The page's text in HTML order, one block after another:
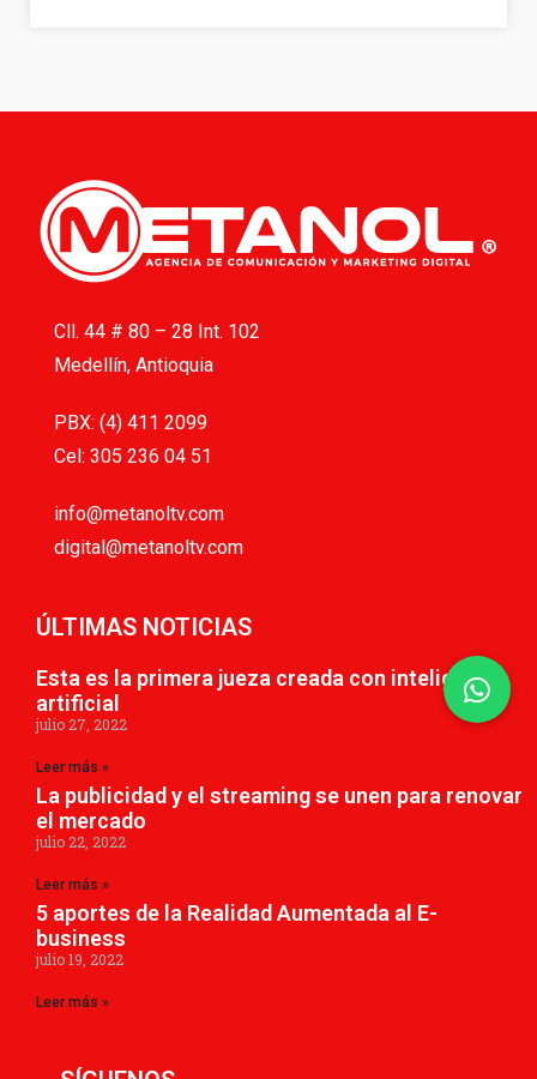
Cll. 44 # 80 – 28 Int. 102
Medellín, Antioquia
PBX: (4) 411 2099
Cel: 305 236 04 51
info@metanoltv.com
digital@metanoltv.com
ÚLTIMAS NOTICIAS
Esta es la primera jueza creada con inteligencia
artificial
julio 27, 2022
Leer más »
La publicidad y el streaming se unen para renovar
el mercado
julio 22, 2022
Leer más »
5 aportes de la Realidad Aumentada al E-
business
julio 19, 2022
Leer más »